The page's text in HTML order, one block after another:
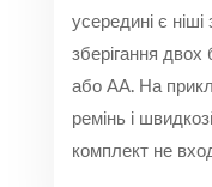
усередині є
зберігання
або АА. На
ремінь і
комплект не